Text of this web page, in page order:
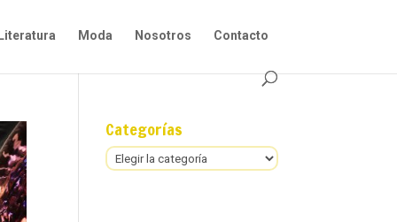
Moda Nosotros Contacto
Categorías
Categorías